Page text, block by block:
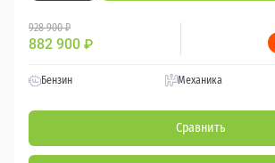
928 900 ₽
882 900 ₽
Бензин Механика
Сравнить